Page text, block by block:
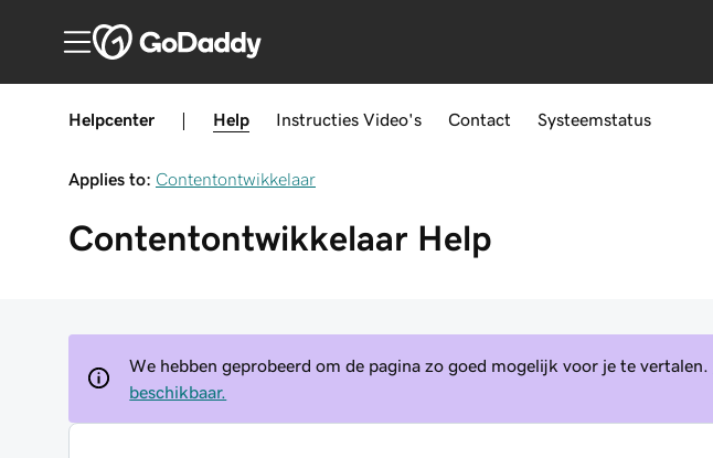
Helpcenter Help Instructies Video's Contact Systeemstatus
Applies to: Contentontwikkelaar
Contentontwikkelaar Help
We hebben geprobeerd om de pagina zo goed mogelijk voor je te vertalen.
beschikbaar.